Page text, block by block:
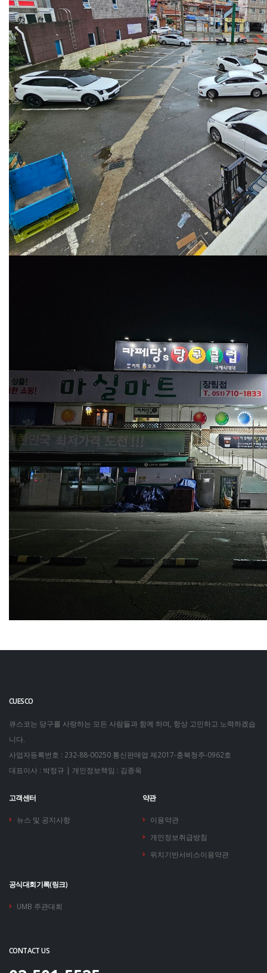
CUESCO
큐스코는 당구를 사랑하는 모든 사람들과 함께 하며, 항상 고민하고 노력하겠습
니다.
사업자등록번호 : 232-88-00250 통신판매업 제2017-충북청주-0962호
대표이사 : 박정규 | 개인정보책임 : 김종욱
고객센터
뉴스 및 공지사항
약관
이용약관
개인정보취급방침
위치기반서비스이용약관
공식대회기록(링크)
UMB 주관대회
CONTACT US